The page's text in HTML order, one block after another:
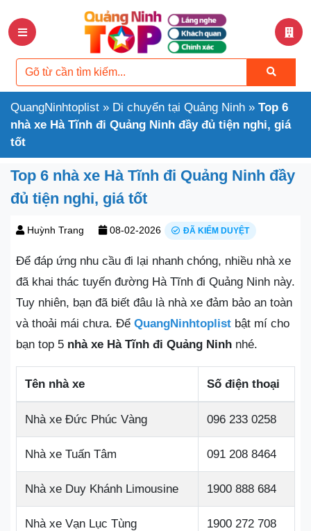
QuangNinhtoplist » Di chuyển tại Quảng Ninh » Top 6
nhà xe Hà Tĩnh đi Quảng Ninh đầy đủ tiện nghi, giá
tốt
Top 6 nhà xe Hà Tĩnh đi Quảng Ninh đầy
đủ tiện nghi, giá tốt
Huỳnh Trang 08-02-2026 ĐÃ KIỂM DUYỆT
Để đáp ứng nhu cầu đi lại nhanh chóng, nhiều nhà xe
đã khai thác tuyến đường Hà Tĩnh đi Quảng Ninh này.
Tuy nhiên, bạn đã biết đâu là nhà xe đảm bảo an toàn
và thoải mái chưa. Để QuangNinhtoplist bật mí cho
bạn top 5 nhà xe Hà Tĩnh đi Quảng Ninh nhé.
Tên nhà xe Số điện thoại
Nhà xe Đức Phúc Vàng 096 233 0258
Nhà xe Tuấn Tâm 091 208 8464
Nhà xe Duy Khánh Limousine 1900 888 684
Nhà xe Vạn Lục Tùng 1900 272 708